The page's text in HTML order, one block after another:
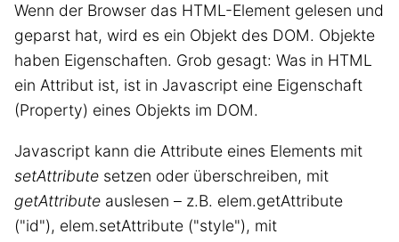
Wenn der Browser das HTML-Element gelesen und
geparst hat, wird es ein Objekt des DOM. Objekte
haben Eigenschaften. Grob gesagt: Was in HTML
ein Attribut ist, ist in Javascript eine Eigenschaft
(Property) eines Objekts im DOM.
Javascript kann die Attribute eines Elements mit
setAttribute setzen oder überschreiben, mit
getAttribute auslesen – z.B. elem.getAttribute
("id"), elem.setAttribute ("style"), mit